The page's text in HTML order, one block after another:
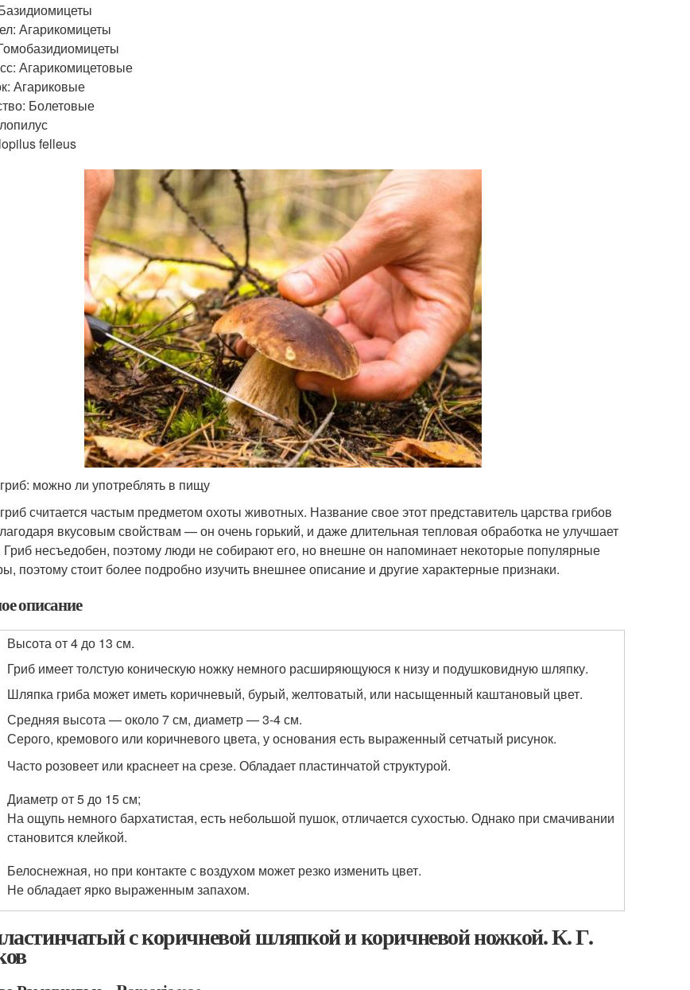
Агарикомицеты
Агарикомицетовые
Агариковые
Болетовые
felleus
можно ли употреблять в пищу
считается частым предметом охоты животных. Название свое этот представитель царства грибов
вкусовым свойствам — он очень горький, и даже длительная тепловая обработка не улучшает
Гриб несъедобен, поэтому люди не собирают его, но внешне он напоминает некоторые популярные
поэтому стоит более подробно изучить внешнее описание и другие характерные признаки.
описание
Высота от 4 до 13 см.
Гриб имеет толстую коническую ножку немного расширяющуюся к низу и подушковидную шляпку.
Шляпка гриба может иметь коричневый, бурый, желтоватый, или насыщенный каштановый цвет.
Средняя высота — около 7 см, диаметр — 3-4 см.
Серого, кремового или коричневого цвета, у основания есть выраженный сетчатый рисунок.
Часто розовеет или краснеет на срезе. Обладает пластинчатой структурой.
Диаметр от 5 до 15 см;
На ощупь немного бархатистая, есть небольшой пушок, отличается сухостью. Однако при смачивании
становится клейкой.
Белоснежная, но при контакте с воздухом может резко изменить цвет.
Не обладает ярко выраженным запахом.
с коричневой шляпкой и коричневой ножкой. К. Г.